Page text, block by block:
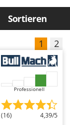
Sortieren
1 2
Professionell
(16) 4,39/5